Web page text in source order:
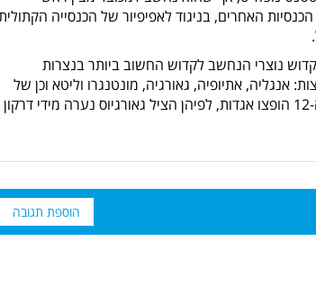
האחרים, בניגוד לאפיפיור של הכנסייה
281 – 23 באפריל 303) הוא קדוש נוצרי הנחשב לקדוש החשוב ביותר בנצרות
אנגליה, אתיופיה, גאורגיה, מונטנגרו וליטא וכן של
מספר ערים, בהן מוסקבה, גנואה ובמברג. החל מן המאה ה-12 הופצו אגדות, לפיהן הציל גאורגיוס נערה מידי דרקון
הוספת תגובה